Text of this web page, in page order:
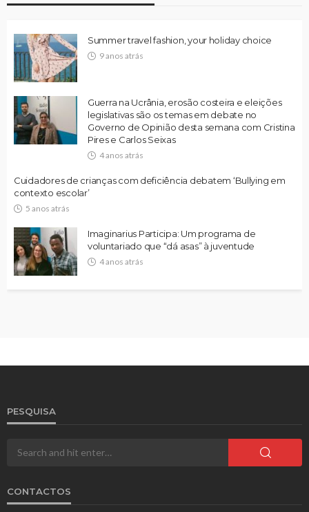
Summer travel fashion, your holiday choice
9 anos atrás
Guerra na Ucrânia, erosão costeira e eleições
legislativas são os temas em debate no
Governo de Opinião desta semana com Cristina
Pires e Carlos Seixas
4 anos atrás
Cuidadores de crianças com deficiência debatem ‘Bullying em
contexto escolar’
5 anos atrás
Imaginarius Participa: Um programa de
voluntariado que “dá asas” à juventude
4 anos atrás
PESQUISA
CONTACTOS